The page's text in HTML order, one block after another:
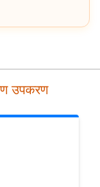
उपकरण